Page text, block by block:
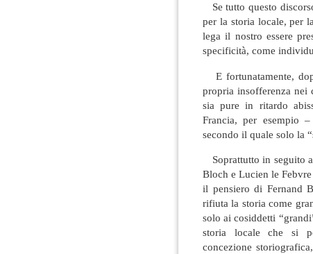
Se tutto questo
per la storia locale, per
lega il nostro essere
specificità, come
E fortunatamente,
propria insofferenza nei
sia pure in ritardo
Francia, per esempio
secondo il quale solo la
Soprattutto in seguito
Bloch e Lucien le
il pensiero di Fernand
rifiuta la storia come
solo ai cosiddetti
storia locale che si
concezione